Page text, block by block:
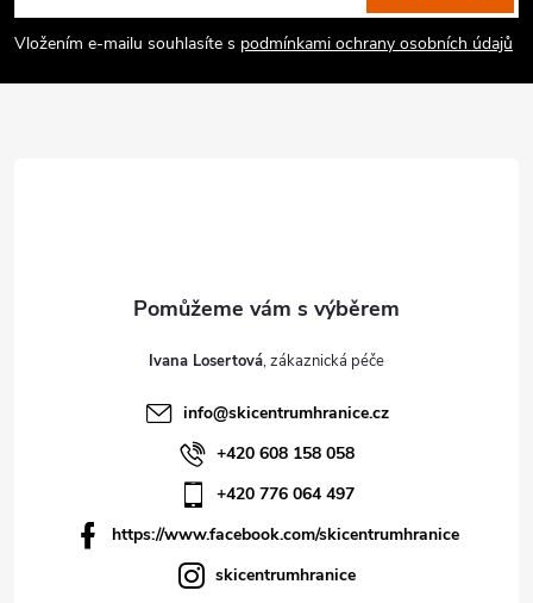
Vložením e-mailu souhlasíte s podmínkami ochrany osobních údajů
Ivana Losertová
info@skicentrumhranice.cz
+420 608 158 058
+420 776 064 497
https://www.facebook.com/skicentrumhranice
skicentrumhranice